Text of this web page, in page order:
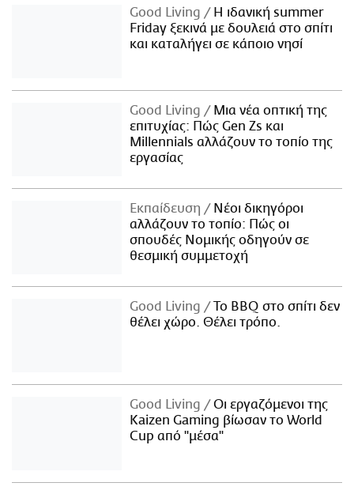
Good Living
Η ιδανική summer
Friday ξεκινά με δουλειά στο σπίτι
και καταλήγει σε κάποιο νησί
Good Living
Μια νέα οπτική της
επιτυχίας: Πώς Gen Zs και
Millennials αλλάζουν το τοπίο της
εργασίας
Εκπαίδευση
Νέοι δικηγόροι
αλλάζουν το τοπίο: Πώς οι
σπουδές Νομικής οδηγούν σε
θεσμική συμμετοχή
Good Living
Το BBQ στο σπίτι δεν
θέλει χώρο. Θέλει τρόπο.
Good Living
Οι εργαζόμενοι της
Kaizen Gaming βίωσαν το World
Cup από "μέσα"